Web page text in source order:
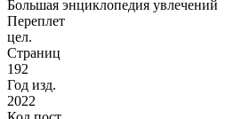
Большая энциклопедия увлечений
Переплет
цел.
Страниц
192
Год изд.
2022